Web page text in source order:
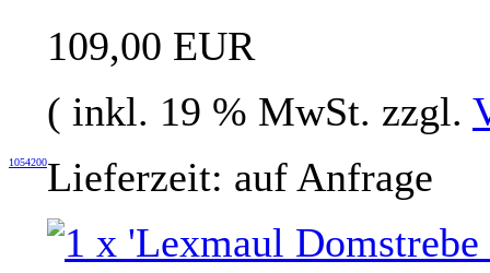
1054200
109,00 EUR
( inkl. 19 % MwSt. zzgl.
Lieferzeit: auf Anfrage